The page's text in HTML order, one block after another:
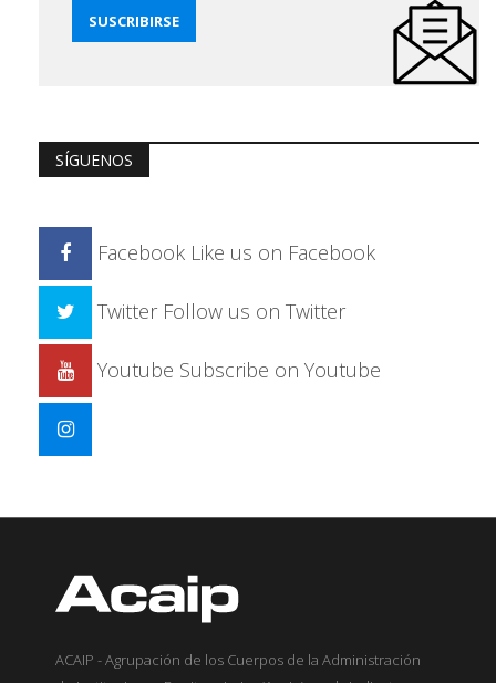
SÍGUENOS
Facebook Like us on Facebook
Twitter Follow us on Twitter
Youtube Subscribe on Youtube
ACAIP - Agrupación de los Cuerpos de la Administración